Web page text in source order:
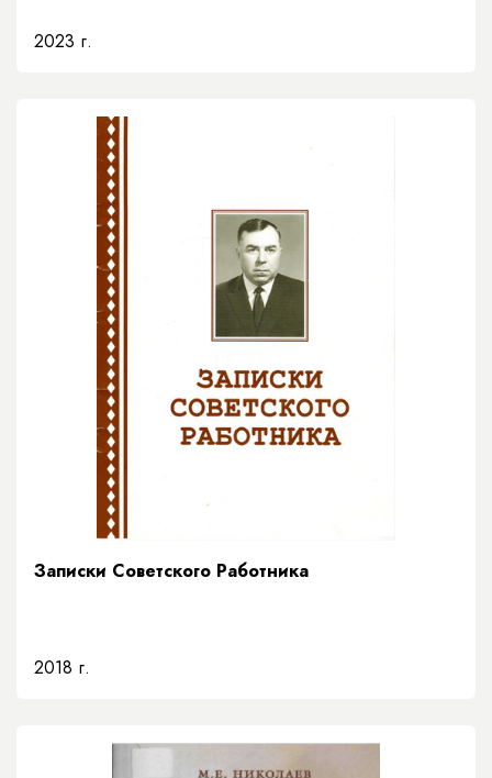
2023 г.
Записки Советского Работника
2018 г.